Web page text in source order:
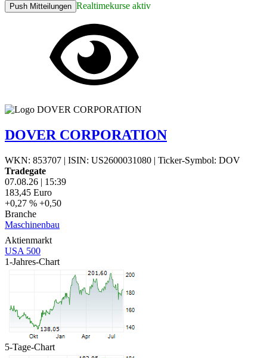
Push Mitteilungen Realtimekurse aktiv
DOVER CORPORATION
WKN: 853707 | ISIN: US2600031080 | Ticker-Symbol: DOV
Tradegate
07.08.26 | 15:39
183,45 Euro
+0,27 % +0,50
Branche
Maschinenbau
Aktienmarkt
USA 500
1-Jahres-Chart
5-Tage-Chart